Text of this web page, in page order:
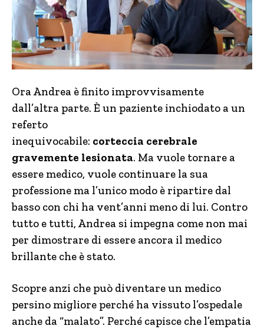
Ora Andrea è finito improvvisamente
dall’altra parte. È un paziente inchiodato a un
referto
inequivocabile: corteccia cerebrale
gravemente lesionata. Ma vuole tornare a
essere medico, vuole continuare la sua
professione ma l’unico modo è ripartire dal
basso con chi ha vent’anni meno di lui. Contro
tutto e tutti, Andrea si impegna come non mai
per dimostrare di essere ancora il medico
brillante che è stato.
Scopre anzi che può diventare un medico
persino migliore perché ha vissuto l’ospedale
anche da “malato”. Perché capisce che l’empatia